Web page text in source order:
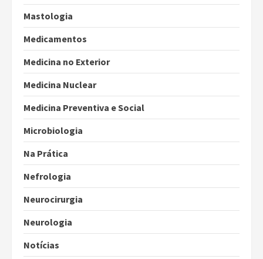
Mastologia
Medicamentos
Medicina no Exterior
Medicina Nuclear
Medicina Preventiva e Social
Microbiologia
Na Prática
Nefrologia
Neurocirurgia
Neurologia
Notícias